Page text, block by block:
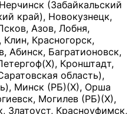
(Забайкальский
край), Новокузнецк,
Азов, Лобня,
Красногорск,
Абинск, Багратионовск,
Кронштадт,
область),
Минск (РБ)(Х), Орша
Могилев (РБ)(Х),
Златоуст, Красноуфимск,